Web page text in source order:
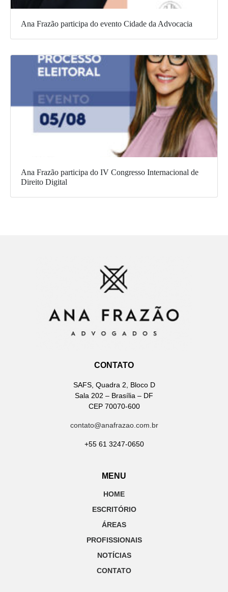
Ana Frazão participa do evento Cidade da Advocacia
Ana Frazão participa do IV Congresso Internacional de
Direito Digital
CONTATO
SAFS, Quadra 2, Bloco D
Sala 202 – Brasília – DF
CEP 70070-600
contato@anafrazao.com.br
+55 61 3247-0650
MENU
HOME
ESCRITÓRIO
ÁREAS
PROFISSIONAIS
NOTÍCIAS
CONTATO